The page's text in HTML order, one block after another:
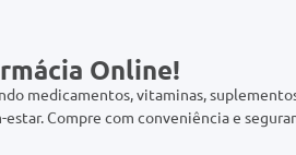
Online!
medicamentos, vitaminas,
Compre com conveniência e